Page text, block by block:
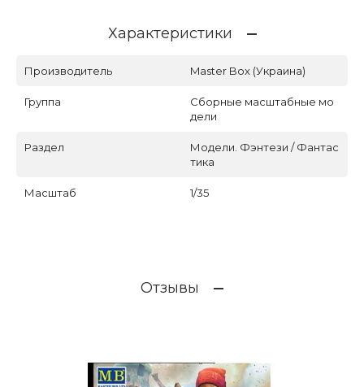
Характеристики
Производитель Master Box (Украина)
Группа
Сборные масштабные мо
дели
Раздел
Модели. Фэнтези / Фантас
тика
Масштаб 1/35
Отзывы